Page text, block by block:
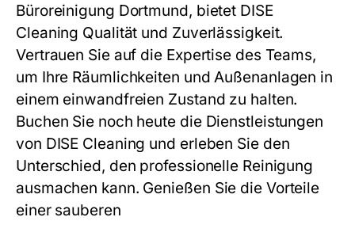
Büroreinigung Dortmund, bietet DISE
Cleaning Qualität und Zuverlässigkeit.
Vertrauen Sie auf die Expertise des Teams,
um Ihre Räumlichkeiten und Außenanlagen in
einem einwandfreien Zustand zu halten.
Buchen Sie noch heute die Dienstleistungen
von DISE Cleaning und erleben Sie den
Unterschied, den professionelle Reinigung
ausmachen kann. Genießen Sie die Vorteile
einer sauberen